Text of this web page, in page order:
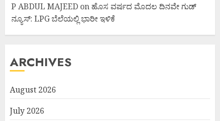
P ABDUL MAJEED on ಹೊಸ ವರ್ಷದ ಮೊದಲ ದಿನವೇ ಗುಡ್
ನ್ಯೂಸ್: LPG ಬೆಲೆಯಲ್ಲಿ ಭಾರೀ ಇಳಿಕೆ
ARCHIVES
August 2026
July 2026